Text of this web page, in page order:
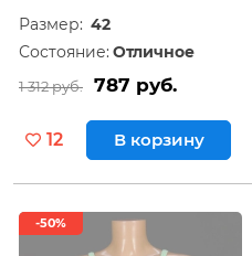
Размер: 42
Состояние: Отличное
1 312 руб. 787 руб.
12 В корзину
-50%